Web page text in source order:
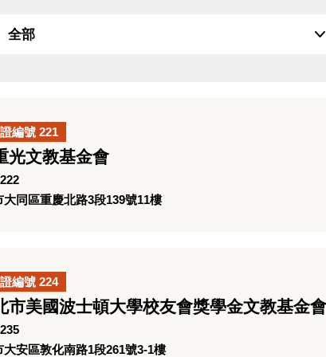
編號 221
光文教基金會
同區重慶北路3段139號11樓
編號 224
市美國波士頓大學校友會獎學金文教基金會
安區敦化南路1段261號3-1樓